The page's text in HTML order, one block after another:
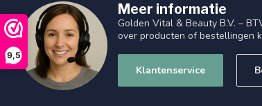
9,5
Meer informatie
Golden Vital & Beauty B.V. –
over producten of bestellingen
Klantenservice